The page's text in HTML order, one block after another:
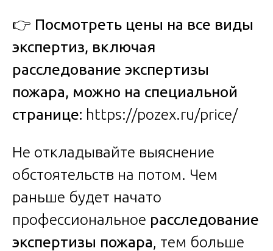
👉 Посмотреть цены на все виды
экспертиз, включая
расследование экспертизы
пожара, можно на специальной
странице: https://pozex.ru/price/
Не откладывайте выяснение
обстоятельств на потом. Чем
раньше будет начато
профессиональное расследование
экспертизы пожара, тем больше